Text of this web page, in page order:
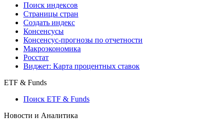
Поиск индексов
Страницы стран
Создать индекс
Консенсусы
Консенсус-прогнозы по отчетности
Макроэкономика
Росстат
Виджет: Карта процентных ставок
ETF & Funds
Поиск ETF & Funds
Новости и Аналитика